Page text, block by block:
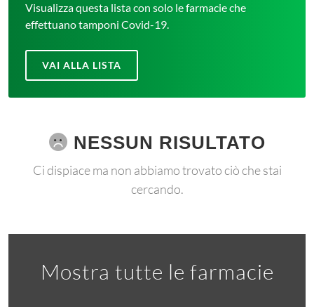
Visualizza questa lista con solo le farmacie che
effettuano tamponi Covid-19.
VAI ALLA LISTA
NESSUN RISULTATO
Ci dispiace ma non abbiamo trovato ciò che stai
cercando.
Mostra tutte le farmacie